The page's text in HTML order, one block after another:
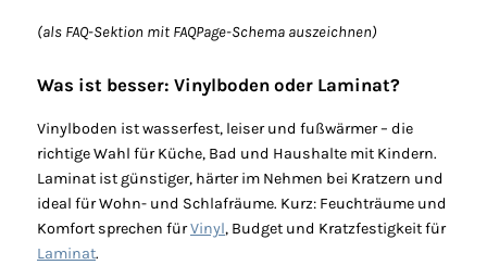
(als FAQ-Sektion mit FAQPage-Schema auszeichnen)
Was ist besser: Vinylboden oder Laminat?
Vinylboden ist wasserfest, leiser und fußwärmer – die
richtige Wahl für Küche, Bad und Haushalte mit Kindern.
Laminat ist günstiger, härter im Nehmen bei Kratzern und
ideal für Wohn- und Schlafräume. Kurz: Feuchträume und
Komfort sprechen fürVinyl, Budget und Kratzfestigkeit für
Laminat.